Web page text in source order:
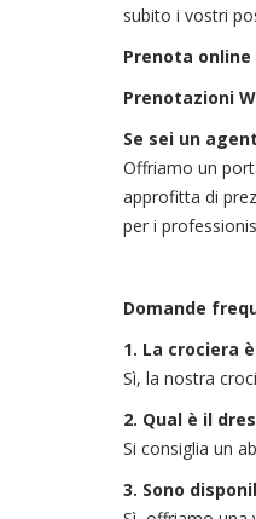
subito i vostri
Prenota online
Prenotazioni
Se sei un
Offriamo un
approfitta di
per i
Domande
1. La crociera
Sì, la nostra
2. Qual è il
Si consiglia un
3. Sono